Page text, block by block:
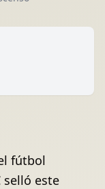
fútbol
selló este